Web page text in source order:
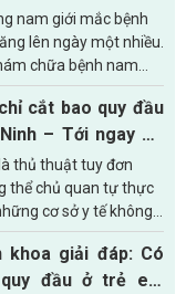
nam giới mắc bệnh
lên ngày một nhiều.
chữa bệnh nam
Để an tâm điều
thì việc tìm kiếm...
cắt bao quy đầu
– Tới ngay Đa
Sing
thủ thuật tuy đơn
thể chủ quan tự thực
cơ sở y tế không
tiểu phẫu. Cần phải
khoa giải đáp: Có
đầu ở trẻ em